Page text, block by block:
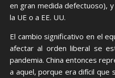
en gran medida defectuoso),
la UE o a EE. UU.
El cambio significativo en el
afectar al orden liberal se
pandemia. China entonces
a aquel, porque era difícil que